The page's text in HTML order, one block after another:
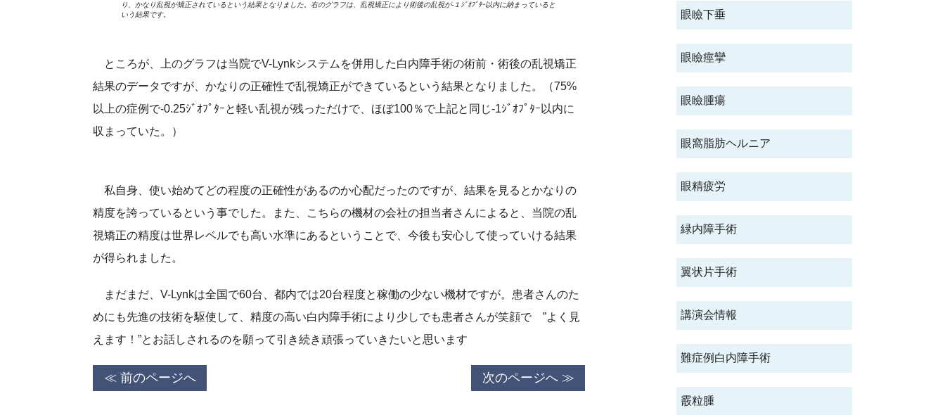
眼瞼下垂
眼瞼痙攣
眼瞼腫瘍
眼窩脂肪ヘルニア
眼精疲労
緑内障手術
翼状片手術
講演会情報
難症例白内障手術
霰粒腫
り、かなり乱視が矯正されているという結果となりました。右のグラフは、乱視矯正により術後の乱視が-１ｼﾞｵﾌﾟﾀｰ以内に納まっていると
いう結果です。
ところが、上のグラフは当院でV-Lynkシステムを併用した白内障手術の術前・術後の乱視矯正
結果のデータですが、かなりの正確性で乱視矯正ができているという結果となりました。（75%
以上の症例で-0.25ｼﾞｵﾌﾟﾀｰと軽い乱視が残っただけで、ほぼ100％で上記と同じ-1ｼﾞｵﾌﾟﾀｰ以内に
収まっていた。）
私自身、使い始めてどの程度の正確性があるのか心配だったのですが、結果を見るとかなりの
精度を誇っているという事でした。また、こちらの機材の会社の担当者さんによると、当院の乱
視矯正の精度は世界レベルでも高い水準にあるということで、今後も安心して使っていける結果
が得られました。
まだまだ、V-Lynkは全国で60台、都内では20台程度と稼働の少ない機材ですが。患者さんのた
めにも先進の技術を駆使して、精度の高い白内障手術により少しでも患者さんが笑顔で ”よく見
えます！”とお話しされるのを願って引き続き頑張っていきたいと思います
≪ 前のページへ 次のページへ ≫